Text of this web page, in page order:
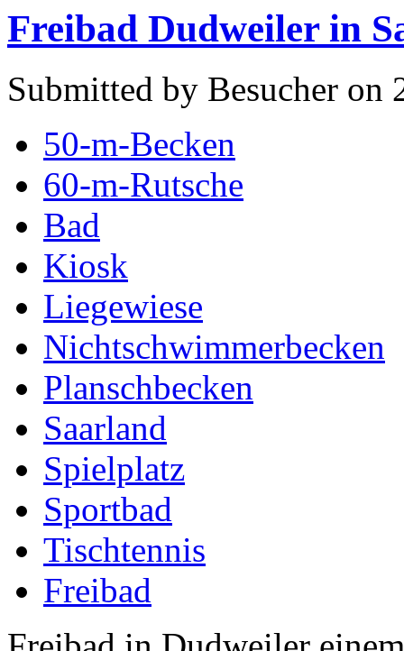
Freibad Dudweiler in
Submitted by Besucher on
50-m-Becken
60-m-Rutsche
Bad
Kiosk
Liegewiese
Nichtschwimmerbecken
Planschbecken
Saarland
Spielplatz
Sportbad
Tischtennis
Freibad